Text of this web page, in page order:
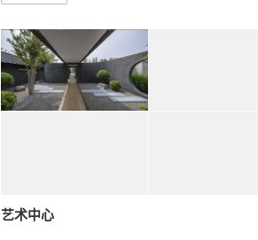
艺术中心